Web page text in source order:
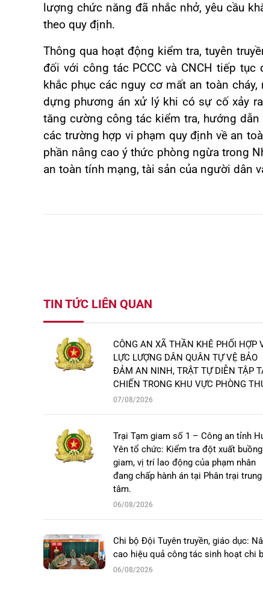
lượng chức năng đã nhắc nhở, yêu cầu
theo quy định.
Thông qua hoạt động kiểm tra, tuyên
đối với công tác PCCC và CNCH tiếp
khắc phục các nguy cơ mất an toàn
dựng phương án xử lý khi có sự cố xảy
tăng cường công tác kiểm tra, hướng dẫn
các trường hợp vi phạm quy định về an
phần nâng cao ý thức phòng ngừa trong
an toàn tính mạng, tài sản của người dân
TIN TỨC LIÊN QUAN
CÔNG AN XÃ THẦN KHÊ PHỐI HỢP
LỰC LƯỢNG DÂN QUÂN TỰ VỆ BẢO
ĐẢM AN NINH, TRẬT TỰ DIỄN TẬP
CHIẾN TRONG KHU VỰC PHÒNG
07/08/2026
Trại Tạm giam số 1 – Công an tỉnh
Yên tổ chức: Kiểm tra đột xuất buồng
giam, vị trí lao động của phạm nhân
đang chấp hành án tại Phân trại trung
tâm.
06/08/2026
Chi bộ Đội Tuyên truyền, giáo dục:
cao hiệu quả công tác sinh hoạt chi
06/08/2026